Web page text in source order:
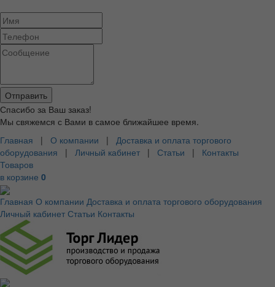
Спасибо за Ваш заказ!
Мы свяжемся с Вами в самое ближайшее время.
Главная | О компании | Доставка и оплата торгового
оборудования | Личный кабинет | Статьи | Контакты
Товаров
в корзине 0
Главная О компании Доставка и оплата торгового оборудования
Личный кабинет Статьи Контакты